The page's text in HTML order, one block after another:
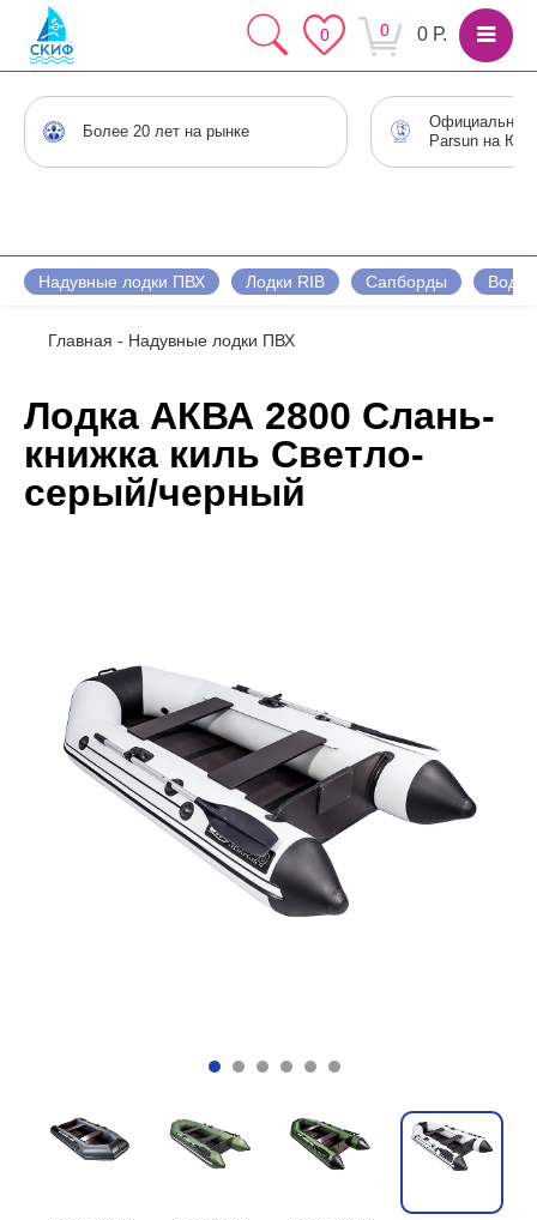
0 Р.
0
0
Более 20 лет на рынке
Официальный
Parsun на
Надувные лодки ПВХ Лодки RIB Сапборды
Главная - Надувные лодки ПВХ
Лодка АКВА 2800 Слань-
книжка киль Светло-
серый/черный